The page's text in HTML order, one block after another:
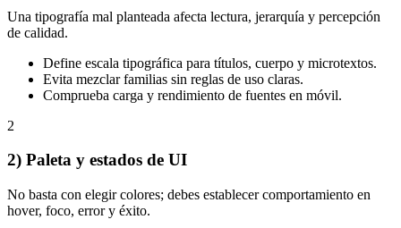
Una tipografía mal planteada afecta lectura, jerarquía y percepción
de calidad.
Define escala tipográfica para títulos, cuerpo y microtextos.
Evita mezclar familias sin reglas de uso claras.
Comprueba carga y rendimiento de fuentes en móvil.
2
2) Paleta y estados de UI
No basta con elegir colores; debes establecer comportamiento en
hover, foco, error y éxito.